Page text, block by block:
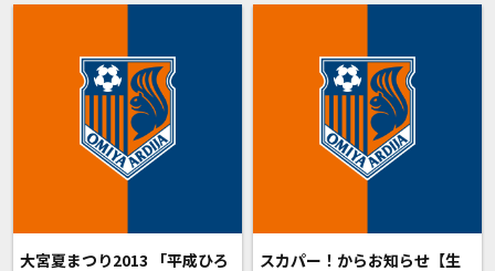
大宮夏まつり2013 「平成ひろ スカパー！からお知らせ【生